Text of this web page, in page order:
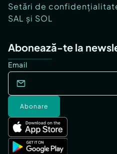
Setări de
SAL și SOL
Abonează-te la
Email
Abonare